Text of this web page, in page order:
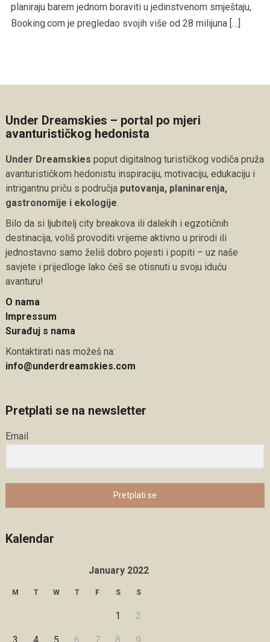
planiraju barem jednom boraviti u jedinstvenom smještaju,
Booking.com je pregledao svojih više od 28 milijuna […]
Under Dreamskies – portal po mjeri
avanturističkog hedonista
Under Dreamskies poput digitalnog turističkog vodiča pruža
avanturističkom hedonistu inspiraciju, motivaciju, edukaciju i
intrigantnu priču s područja putovanja, planinarenja,
gastronomije i ekologije.
Bilo da si ljubitelj city breakova ili dalekih i egzotičnih
destinacija, voliš provoditi vrijeme aktivno u prirodi ili
jednostavno samo želiš dobro pojesti i popiti – uz naše
savjete i prijedloge lako ćeš se otisnuti u svoju iduću
avanturu!
O nama
Impressum
Surađuj s nama
Kontaktirati nas možeš na:
info@underdreamskies.com
Pretplati se na newsletter
Email
Pretplati se
Kalendar
January 2022
M T W T F S S
1 2
3 4 5 6 7 8 9